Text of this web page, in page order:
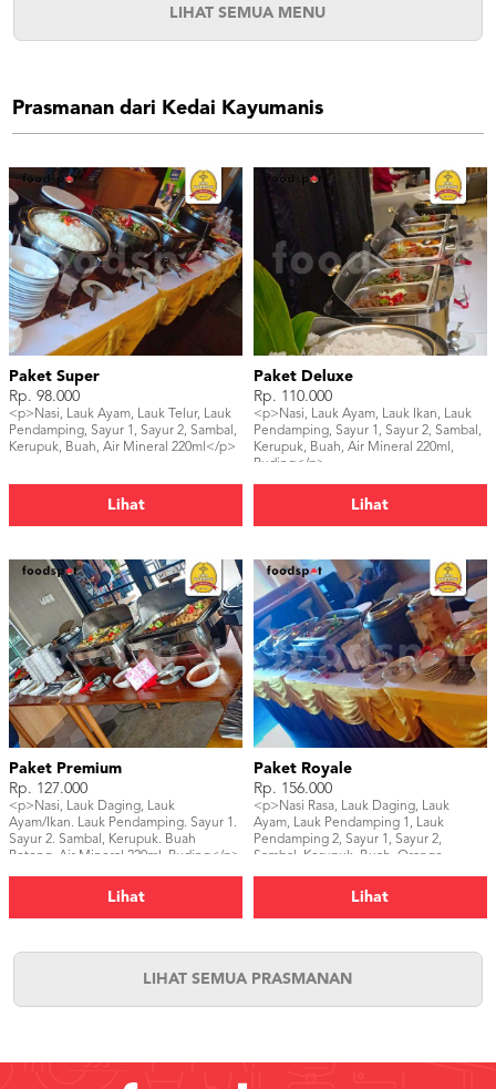
LIHAT SEMUA MENU
Prasmanan dari Kedai Kayumanis
Paket Super
Rp. 98.000
<p>Nasi, Lauk Ayam, Lauk Telur, Lauk
Pendamping, Sayur 1, Sayur 2, Sambal,
Kerupuk, Buah, Air Mineral 220ml</p>
Lihat
Paket Deluxe
Rp. 110.000
<p>Nasi, Lauk Ayam, Lauk Ikan, Lauk
Pendamping, Sayur 1, Sayur 2, Sambal,
Kerupuk, Buah, Air Mineral 220ml,
Puding</p>
Lihat
Paket Premium
Rp. 127.000
<p>Nasi, Lauk Daging, Lauk
Ayam/Ikan. Lauk Pendamping. Sayur 1.
Sayur 2. Sambal, Kerupuk. Buah
Potong, Air Mineral 220ml. Puding</p>
Lihat
Paket Royale
Rp. 156.000
<p>Nasi Rasa, Lauk Daging, Lauk
Ayam, Lauk Pendamping 1, Lauk
Pendamping 2, Sayur 1, Sayur 2,
Sambal, Kerupuk, Buah, Orange
Lihat
LIHAT SEMUA PRASMANAN